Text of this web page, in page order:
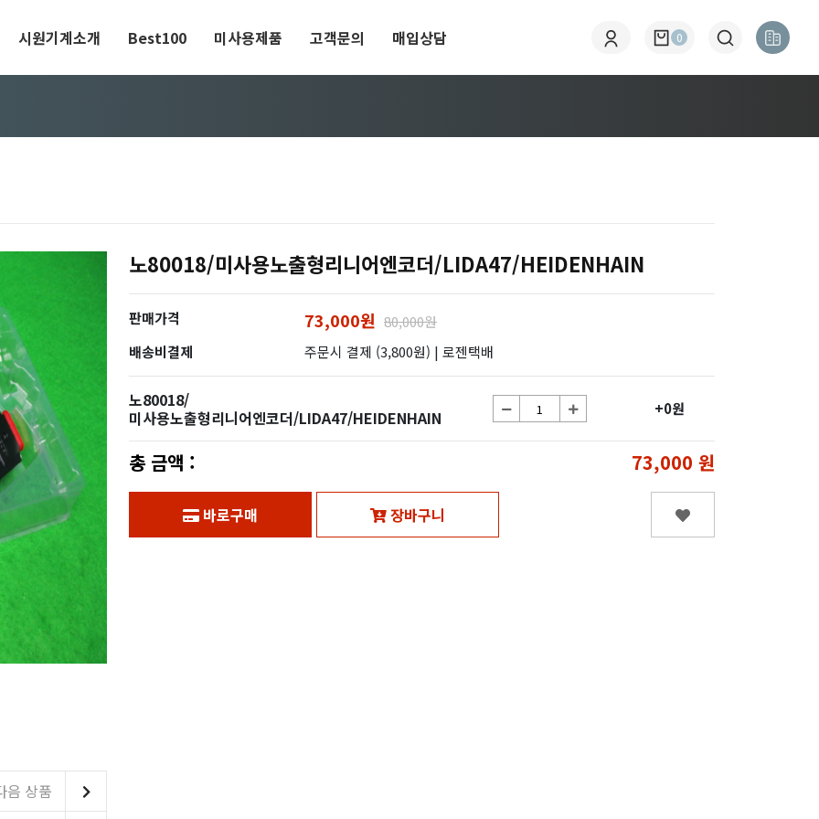
시원기계소개 Best100 미사용제품 고객문의 매입상담 0
음 상품
노80018/미사용노출형리니어엔코더/LIDA47/HEIDENHAIN
판매가격 73,000원 80,000원
배송비결제
주문시 결제 (3,800원) | 로젠택배
노80018/
미사용노출형리니어엔코더/LIDA47/HEIDENHAIN
+0원
총 금액 : 73,000 원
바로구매 장바구니